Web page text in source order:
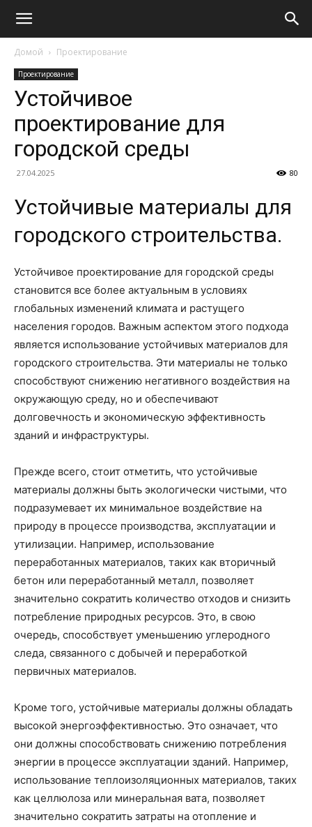
Домой Проектирование
Проектирование
Устойчивое
проектирование для
городской среды
27.04.2025 80
Устойчивые материалы для
городского строительства.
Устойчивое проектирование для городской среды
становится все более актуальным в условиях
глобальных изменений климата и растущего
населения городов. Важным аспектом этого подхода
является использование устойчивых материалов для
городского строительства. Эти материалы не только
способствуют снижению негативного воздействия на
окружающую среду, но и обеспечивают
долговечность и экономическую эффективность
зданий и инфраструктуры.
Прежде всего, стоит отметить, что устойчивые
материалы должны быть экологически чистыми, что
подразумевает их минимальное воздействие на
природу в процессе производства, эксплуатации и
утилизации. Например, использование
переработанных материалов, таких как вторичный
бетон или переработанный металл, позволяет
значительно сократить количество отходов и снизить
потребление природных ресурсов. Это, в свою
очередь, способствует уменьшению углеродного
следа, связанного с добычей и переработкой
первичных материалов.
Кроме того, устойчивые материалы должны обладать
высокой энергоэффективностью. Это означает, что
они должны способствовать снижению потребления
энергии в процессе эксплуатации зданий. Например,
использование теплоизоляционных материалов, таких
как целлюлоза или минеральная вата, позволяет
значительно сократить затраты на отопление и